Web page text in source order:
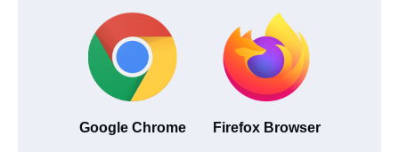
Google Chrome Firefox Browser